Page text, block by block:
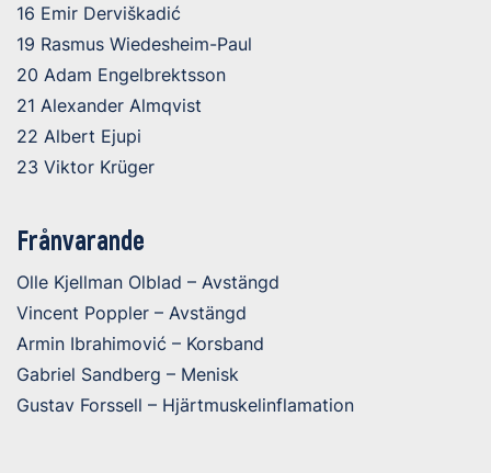
16 Emir Derviškadić
19 Rasmus Wiedesheim-Paul
20 Adam Engelbrektsson
21 Alexander Almqvist
22 Albert Ejupi
23 Viktor Krüger
Frånvarande
Olle Kjellman Olblad – Avstängd
Vincent Poppler – Avstängd
Armin Ibrahimović – Korsband
Gabriel Sandberg – Menisk
Gustav Forssell – Hjärtmuskelinflamation